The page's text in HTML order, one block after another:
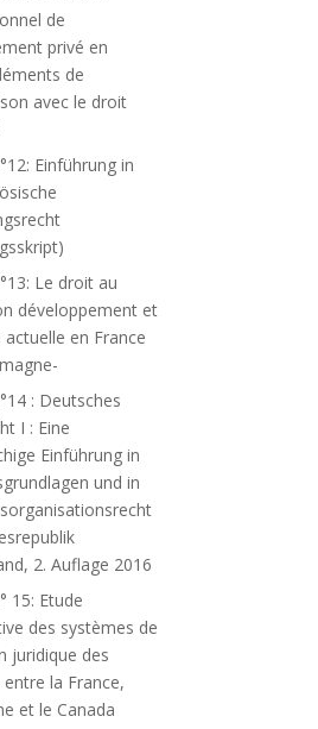
de
privé en
de
avec le droit
Einführung in
Le droit au
développement et
en France
: Deutsches
I : Eine
Einführung in
und in
2. Auflage 2016
15: Etude
des systèmes de
juridique des
la France,
et le Canada